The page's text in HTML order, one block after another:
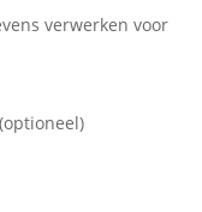
verwerken voor